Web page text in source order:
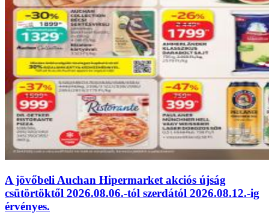
A jövőbeli Auchan Hipermarket akciós újság
csütörtöktől 2026.08.06.-tól szerdától 2026.08.12.-ig
érvényes.